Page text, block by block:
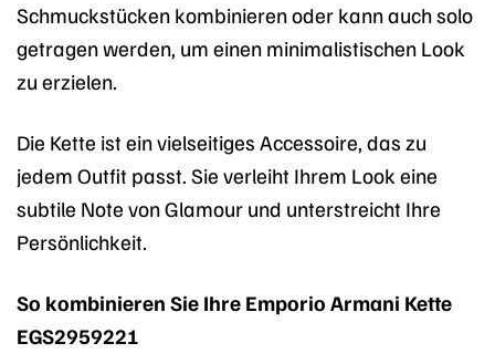
Schmuckstücken kombinieren oder kann auch solo
getragen werden, um einen minimalistischen Look
zu erzielen.
Die Kette ist ein vielseitiges Accessoire, das zu
jedem Outfit passt. Sie verleiht Ihrem Look eine
subtile Note von Glamour und unterstreicht Ihre
Persönlichkeit.
So kombinieren Sie Ihre Emporio Armani Kette
EGS2959221